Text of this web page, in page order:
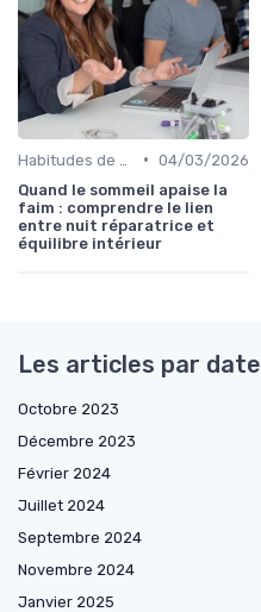
• 04/03/2026
Quand le sommeil apaise la
faim : comprendre le lien
entre nuit réparatrice et
équilibre intérieur
Les articles par date
Octobre 2023
Décembre 2023
Février 2024
Juillet 2024
Septembre 2024
Novembre 2024
Janvier 2025